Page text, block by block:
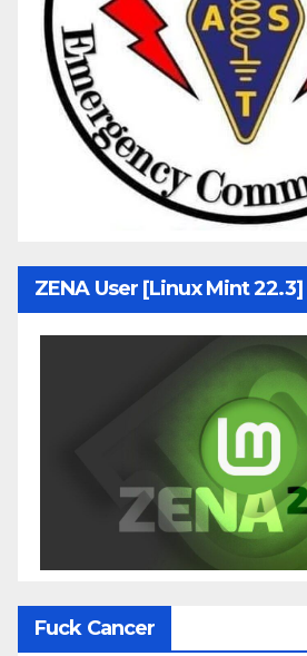
ZENA User [Linux Mint 22.3]
Fuck Cancer